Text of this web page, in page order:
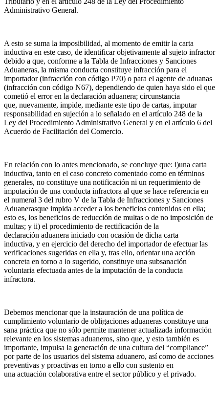
Administrativo General.
A esto se suma la imposibilidad, al momento de emitir la carta
inductiva en este caso, de identificar objetivamente al sujeto infractor
debido a que, conforme a la Tabla de Infracciones y Sanciones
Aduaneras, la misma conducta constituye infracción para el
importador (infracción con código P70) o para el agente de aduanas
(infracción con código N67), dependiendo de quien haya sido el que
cometió el error en la declaración aduanera; circunstancia
que, nuevamente, impide, mediante este tipo de cartas, imputar
responsabilidad en sujeción a lo señalado en el artículo 248 de la
Ley del Procedimiento Administrativo General y en el artículo 6 del
Acuerdo de Facilitación del Comercio.
En relación con lo antes mencionado, se concluye que: i)una carta
inductiva, tanto en el caso concreto comentado como en términos
generales, no constituye una notificación ni un requerimiento de
imputación de una conducta infractora al que se hace referencia en
el numeral 3 del rubro V de la Tabla de Infracciones y Sanciones
Aduanerasque impida acceder a los beneficios contenidos en ella;
esto es, los beneficios de reducción de multas o de no imposición de
multas; y ii) el procedimiento de rectificación de la
declaración aduanera iniciado con ocasión de dicha carta
inductiva, y en ejercicio del derecho del importador de efectuar las
verificaciones sugeridas en ella y, tras ello, orientar una acción
concreta en torno a lo sugerido, constituye una subsanación
voluntaria efectuada antes de la imputación de la conducta
infractora.
Debemos mencionar que la instauración de una política de
cumplimiento voluntario de obligaciones aduaneras constituye una
sana práctica que no sólo permite mantener actualizada información
relevante en los sistemas aduaneros, sino que, y esto también es
importante, impulsa la generación de una cultura del “compliance”
por parte de los usuarios del sistema aduanero, así como de acciones
preventivas y proactivas en torno a ello con sustento en
una actuación colaborativa entre el sector público y el privado.